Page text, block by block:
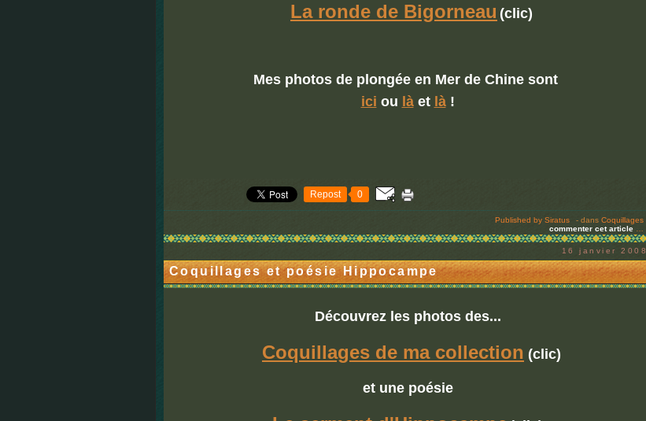
La ronde de Bigorneau (clic)
Mes photos de plongée en Mer de Chine sont
ici ou làet là!
Repost 0
Published by Siratus - dans Coquillages
commenter cet article
16 janvier 2008
Coquillages et poésie Hippocampe
Découvrez les photos des...
Coquillages de ma collection (clic)
et une poésie